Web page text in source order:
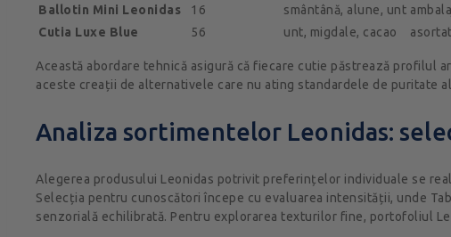
Ballotin Mini Leonidas
16 smântână, alune, unt
Cutia Luxe Blue
56 unt, migdale, cacao
Această abordare tehnică asigură că fiecare cutie păstrează
aceste creații de alternativele care nu ating standardele de puritate
Analiza sortimentelor Leonidas:
Alegerea produsului Leonidas potrivit preferințelor individuale se
Selecția pentru cunoscători începe cu evaluarea intensității, unde
senzorială echilibrată. Pentru explorarea texturilor fine, portofoliul